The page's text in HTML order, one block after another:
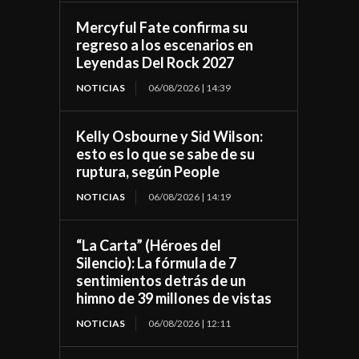
Mercyful Fate confirma su
regreso a los escenarios en
Leyendas Del Rock 2027
NOTICIAS 06/08/2026 | 14:39
Kelly Osbourne y Sid Wilson:
esto es lo que se sabe de su
ruptura, según People
NOTICIAS 06/08/2026 | 14:19
“La Carta” (Héroes del
Silencio): La fórmula de 7
sentimientos detrás de un
himno de 39 millones de vistas
NOTICIAS 06/08/2026 | 12:11